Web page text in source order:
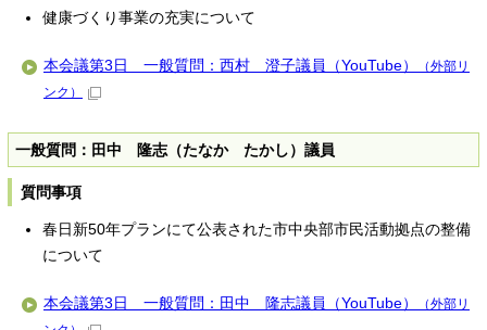
健康づくり事業の充実について
本会議第3日 一般質問：西村 澄子議員（YouTube）
（外部リ
ンク）
一般質問：田中 隆志（たなか たかし）議員
質問事項
春日新50年プランにて公表された市中央部市民活動拠点の整備
について
本会議第3日 一般質問：田中 隆志議員（YouTube）
（外部リ